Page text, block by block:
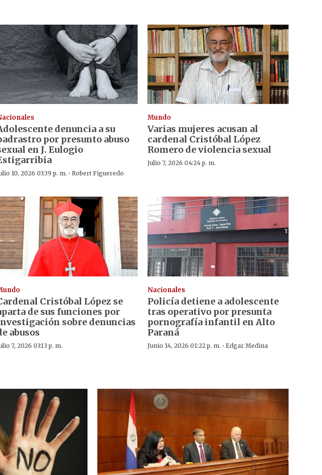
denuncia a su
por presunto abuso
en J. Eulogio
10, 2026 03:39 p. m. · Robert Figueredo
Mundo
Varias mujeres acusan al
cardenal Cristóbal López
Romero de violencia sexual
Julio 7, 2026 04:24 p. m.
Cristóbal López se
de sus funciones por
sobre denuncias
abusos
7, 2026 03:13 p. m.
Nacionales
Policía detiene a adolescente
tras operativo por presunta
pornografía infantil en Alto
Paraná
Junio 14, 2026 01:22 p. m. · Edgar Medina